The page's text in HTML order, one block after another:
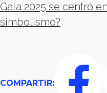
Gala 2025 se centró
simbolismo?
COMPARTIR: